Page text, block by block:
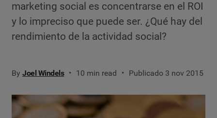
marketing social es concentrarse en el ROI
y lo impreciso que puede ser. ¿Qué hay del
rendimiento de la actividad social?
By Joel Windels 10 min read Publicado 3 nov 2015